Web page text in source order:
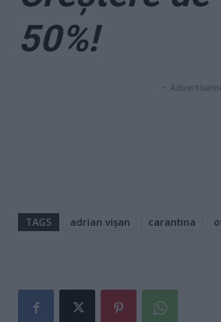
50%!
-
TAGS adrian vișan carantina